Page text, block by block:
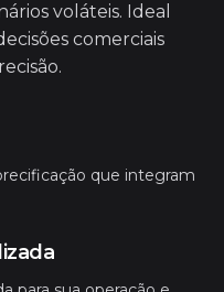
voláteis. Ideal
comerciais
que integram